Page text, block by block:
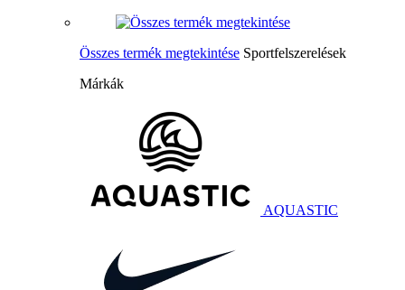
Összes termék megtekintése Sportfelszerelések
Márkák
AQUASTIC